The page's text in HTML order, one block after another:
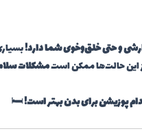
و حتی خلق‌وخوی شما دارد!
این حالت‌ها ممکن استمشکلات
پوزیشن برای بدن بهتر است!🛏️